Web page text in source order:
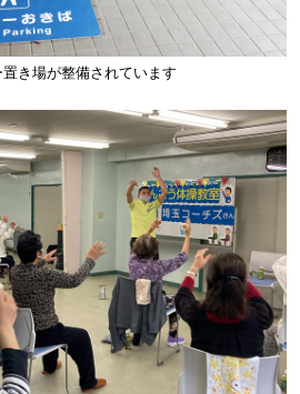
き場が整備されています